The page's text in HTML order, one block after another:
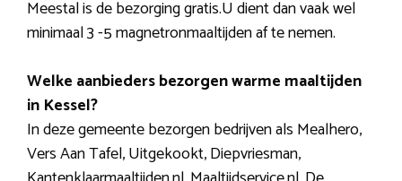
Meestal is de bezorging gratis.U dient dan vaak wel
minimaal 3 -5 magnetronmaaltijden af te nemen.
Welke aanbieders bezorgen warme maaltijden
in Kessel?
In deze gemeente bezorgen bedrijven als Mealhero,
Vers Aan Tafel, Uitgekookt, Diepvriesman,